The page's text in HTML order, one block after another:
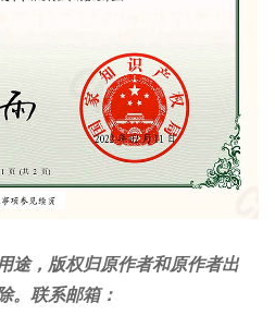
途，版权归原作者和原作者出
。联系邮箱：